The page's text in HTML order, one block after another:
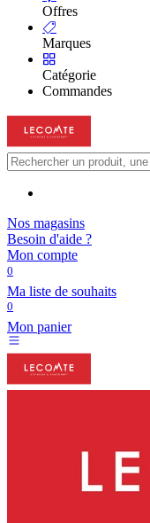
Offres
Marques
Catégorie
Commandes
Nos magasins
Besoin d'aide ?
Mon compte
0
Ma liste de souhaits
0
Mon panier